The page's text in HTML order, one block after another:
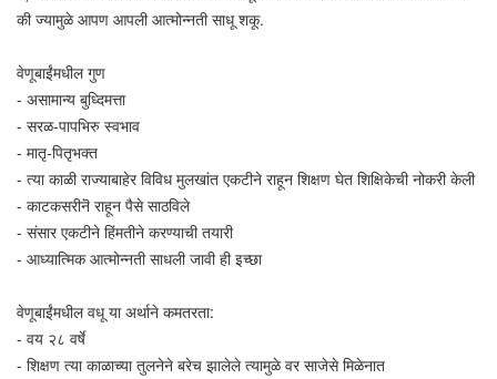
की ज्यामुळे आपण आपली आत्मोन्नती साधू शकू.
वेणूबाईंमधील गुण
- असामान्य बुध्दिमत्ता
- सरळ-पापभिरु स्वभाव
- मातृ-पितृभक्त
- त्या काळी राज्याबाहेर विविध मुलखांत एकटीने राहून शिक्षण घेत शिक्षिकेची नोकरी केली
- काटकसरीनॆ राहून पैसे साठविले
- संसार एकटीने हिंमतीने करण्याची तयारी
- आध्यात्मिक आत्मोन्नती साधली जावी ही इच्छा
वेणूबाईंमधील वधू या अर्थाने कमतरता:
- वय २८ वर्षे
- शिक्षण त्या काळाच्या तुलनेने बरेच झालेले त्यामुळे वर साजेसे मिळेनात